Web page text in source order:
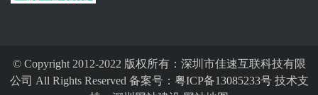
© Copyright 2012-2022 版权所有：深圳市佳速互联科技有限
公司 All Rights Reserved 备案号： 粤ICP备13085233号技术支